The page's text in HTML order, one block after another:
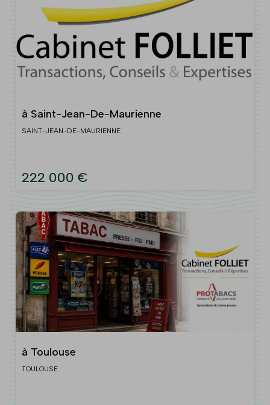
à Saint-Jean-De-Maurienne
SAINT-JEAN-DE-MAURIENNE
222 000 €
à Toulouse
TOULOUSE